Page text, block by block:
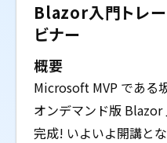
Blazor入門トレ
ビナー
概要
Microsoft MVP である
オンデマンド版
完成! いよいよ開講と